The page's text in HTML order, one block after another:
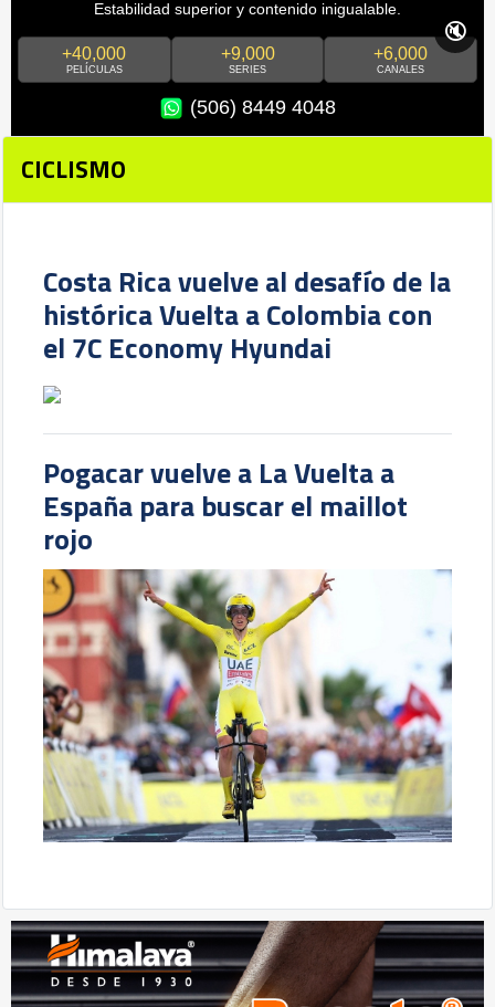
Estabilidad superior y contenido inigualable.
+40,000
PELÍCULAS
+9,000
SERIES
+6,000
CANALES
(506) 8449 4048
🔇
CICLISMO
Costa Rica vuelve al desafío de la
histórica Vuelta a Colombia con
el 7C Economy Hyundai
Pogacar vuelve a La Vuelta a
España para buscar el maillot
rojo